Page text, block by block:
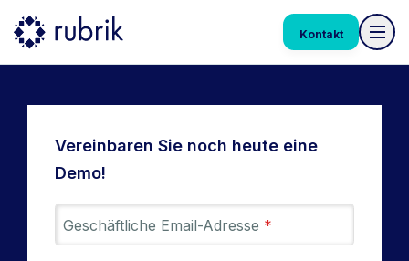
Kontakt
Vereinbaren Sie noch heute eine
Demo!
Geschäftliche Email-Adresse *